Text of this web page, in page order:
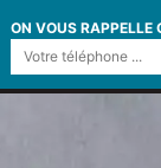
ON VOUS RAPPELLE